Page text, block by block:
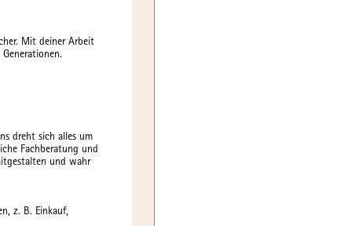
Mit deiner Arbeit
dreht sich alles um
Fachberatung und
und wahr
z. B. Einkauf,